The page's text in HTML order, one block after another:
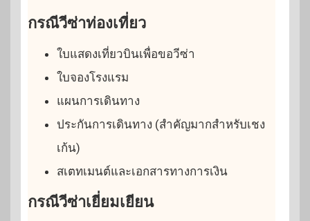
กรณีวีซ่าท่องเที่ยว
ใบแสดงเที่ยวบินเพื่อขอวีซ่า
ใบจองโรงแรม
แผนการเดินทาง
ประกันการเดินทาง (สำคัญมากสำหรับเชง
เก้น)
สเตทเมนต์และเอกสารทางการเงิน
กรณีวีซ่าเยี่ยมเยียน